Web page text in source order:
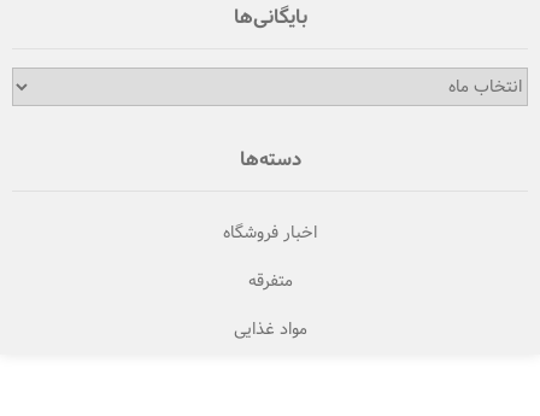
بایگانی‌ها
بایگانی‌ها
دسته‌ها
اخبار فروشگاه
متفرقه
مواد غذایی